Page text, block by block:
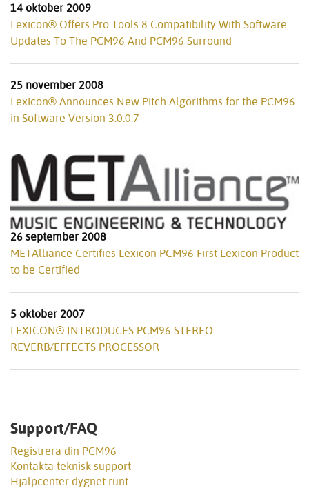
14 oktober 2009
Lexicon® Offers Pro Tools 8 Compatibility With Software
Updates To The PCM96 And PCM96 Surround
25 november 2008
Lexicon® Announces New Pitch Algorithms for the PCM96
in Software Version 3.0.0.7
26 september 2008
METAlliance Certifies Lexicon PCM96 First Lexicon Product
to be Certified
5 oktober 2007
LEXICON® INTRODUCES PCM96 STEREO
REVERB/EFFECTS PROCESSOR
Support/FAQ
Registrera din PCM96
Kontakta teknisk support
Hjälpcenter dygnet runt